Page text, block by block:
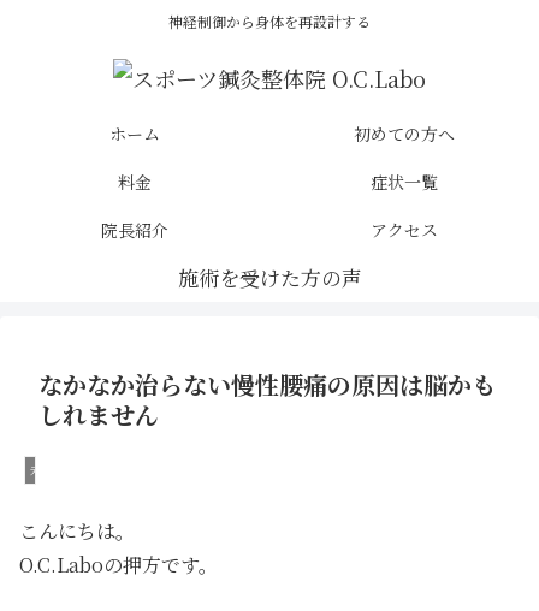
神経制御から身体を再設計する
ホーム
初めての方へ
料金
症状一覧
院長紹介
アクセス
なかなか治らない慢性腰痛の原因は脳かも
しれません
未分類
こんにちは。
O.C.Laboの押方です。